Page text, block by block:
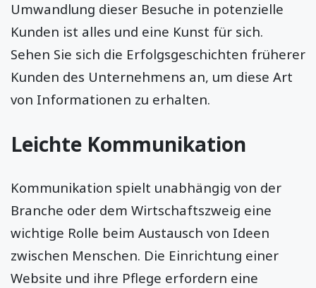
Umwandlung dieser Besuche in potenzielle
Kunden ist alles und eine Kunst für sich.
Sehen Sie sich die Erfolgsgeschichten früherer
Kunden des Unternehmens an, um diese Art
von Informationen zu erhalten.
Leichte Kommunikation
Kommunikation spielt unabhängig von der
Branche oder dem Wirtschaftszweig eine
wichtige Rolle beim Austausch von Ideen
zwischen Menschen. Die Einrichtung einer
Website und ihre Pflege erfordern eine